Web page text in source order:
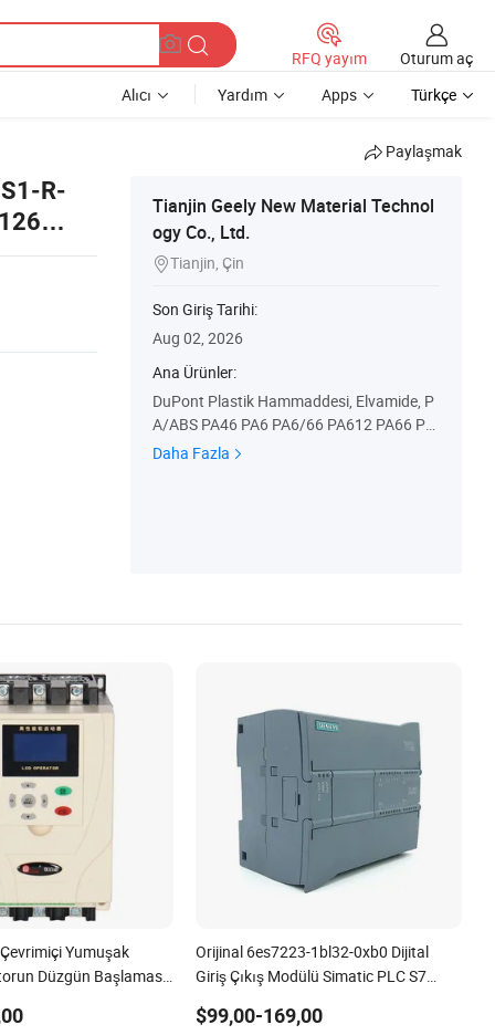
RFQ yayım
Oturum aç
Alıcı Yardım Apps Türkçe
Paylaşmak
R-
Tianjin Geely New Material Technol
ogy Co., Ltd.
Tianjin, Çin
Son Giriş Tarihi:
Aug 02, 2026
Ana Ürünler:
DuPont Plastik Hammaddesi, Elvamide, P
A/ABS PA46 PA6 PA6/66 PA612 PA66 PB
T PC PC/ABS, CPE Poe SBR Sbs SEBS Sis
Daha Fazla
Yumuşak
Düzgün Başlaması
Orijinal 6es7223-1bl32-0xb0 Dijital
Giriş Çıkış Modülü Simatic PLC S7
$99,00-169,00